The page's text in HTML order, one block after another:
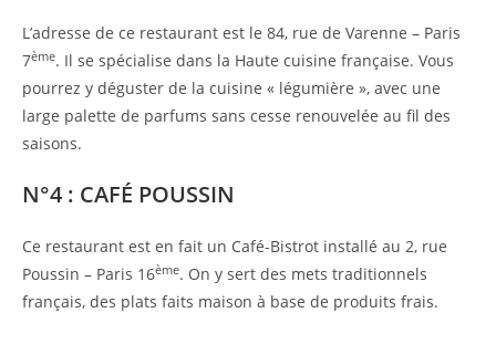
L’adresse de ce restaurant est le 84, rue de Varenne – Paris
7ème. Il se spécialise dans la Haute cuisine française. Vous
pourrez y déguster de la cuisine « légumière », avec une
large palette de parfums sans cesse renouvelée au fil des
saisons.
N°4 : CAFÉ POUSSIN
Ce restaurant est en fait un Café-Bistrot installé au 2, rue
Poussin – Paris 16ème. On y sert des mets traditionnels
français, des plats faits maison à base de produits frais.